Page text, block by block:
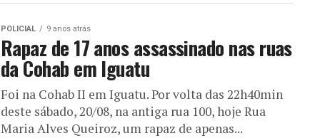
POLICIAL 9 anos atrás
Rapaz de 17 anos assassinado nas ruas
da Cohab em Iguatu
Foi na Cohab II em Iguatu. Por volta das 22h40min
deste sábado, 20/08, na antiga rua 100, hoje Rua
Maria Alves Queiroz, um rapaz de apenas...